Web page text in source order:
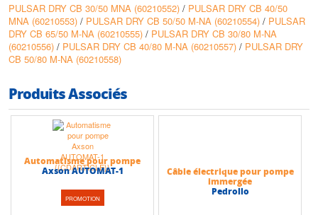
• Moteur submersible refroidi par huile
• Câble d’alimentation 20 m fourni
• Garniture mécanique carbone/céramique
• Clapet anti-retour intégré
• Tension : 230 V monophasé
• Plage de puissance : 0,78 à 1,9 kW
• Température max eau : 35 °C
• Hauteur max (HMT) : 88 m
• Débit max (m3/h) : 7,2 m3/h
PULSAR DRY CB 30/50 MNA (60210552) / PULSAR DRY CB 40/50
MNA (60210553) / PULSAR DRY CB 50/50 M-NA (60210554) / PULSAR
DRY CB 65/50 M-NA (60210555) / PULSAR DRY CB 30/80 M-NA
(60210556) / PULSAR DRY CB 40/80 M-NA (60210557) / PULSAR DRY
CB 50/80 M-NA (60210558)
Produits Associés
PROMOTION
Automatisme pour pompe
Axson AUTOMAT-1
Câble électrique pour pompe
immergée
Pedrollo